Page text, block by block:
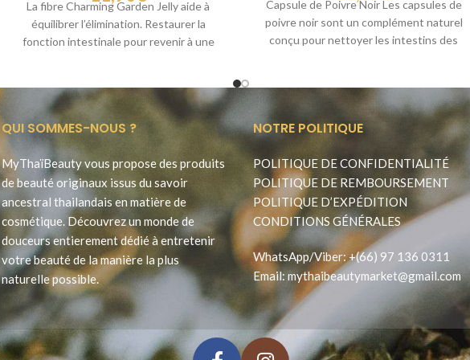
La fibre Charming Garden Jelly aide à
équilibrer l’élimination. Restaurer la
fonction intestinale pour revenir à une
Capsule de Poivre Noir Les capsules de
poivre noir sont un complément naturel
conçu pour nettoyer les intestins des
QUI SOMMES-NOUS ?
MyThaïBeauty vous propose des produits
de beauté originaux issus du savoir
ancestral thailandais en matière de
cosmétique. Découvrez un monde de
douceurs entierement dédié à entretenir
votre beauté de la manière la plus
naturelle possible.
NOTRE POLITIQUE
POLITIQUE DE CONFIDENTIALITÉ
POLITIQUE DE REMBOURSEMENT
POLITIQUE D’EXPÉDITION
CONDITIONS GÉNÉRALES
WhatsApp/Viber: +(66) 97 136 0311
Email: mythaibeautymarket@gmail.com